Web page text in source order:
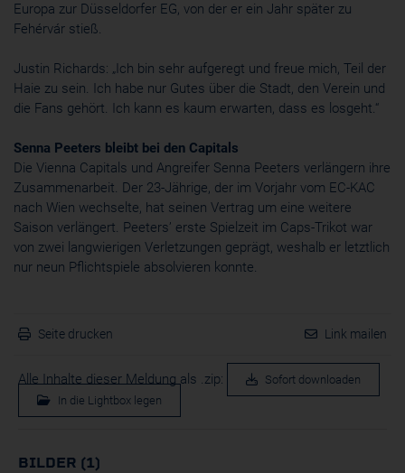
Europa zur Düsseldorfer EG, von der er ein Jahr später zu
Fehérvár stieß.
Justin Richards: „Ich bin sehr aufgeregt und freue mich, Teil der
Haie zu sein. Ich habe nur Gutes über die Stadt, den Verein und
die Fans gehört. Ich kann es kaum erwarten, dass es losgeht.“
Senna Peeters bleibt bei den Capitals
Die Vienna Capitals und Angreifer Senna Peeters verlängern ihre
Zusammenarbeit. Der 23-Jährige, der im Vorjahr vom EC-KAC
nach Wien wechselte, hat seinen Vertrag um eine weitere
Saison verlängert. Peeters’ erste Spielzeit im Caps-Trikot war
von zwei langwierigen Verletzungen geprägt, weshalb er letztlich
nur neun Pflichtspiele absolvieren konnte.
Seite drucken Link mailen
Alle Inhalte dieser Meldung als .zip:
Sofort downloaden
In die Lightbox legen
BILDER (1)